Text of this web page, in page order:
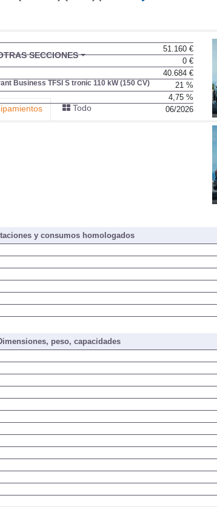
SECCIONES
Business TFSI S tronic 110 kW (150 CV)
Todo
51.160 €
0 €
40.684 €
21 %
4,75 %
06/2026
y consumos homologados
peso, capacidades